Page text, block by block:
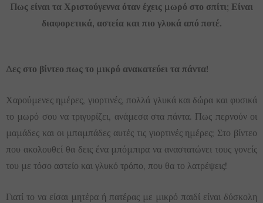
Πως είναι τα Χριστούγεννα όταν έχεις μωρό στο σπίτι; Είναι
διαφορετικά, αστεία και πιο γλυκά από ποτέ.
Δες στο βίντεο πως το μικρό ανακατεύει τα πάντα!
Χαρούμενες ημέρες, γιορτινές, πολλά γλυκά και δώρα και φυσικά
το μωρό σου να τριγυρίζει, ανάμεσα στα πάντα. Πως περνούν οι
μαμάδες και οι μπαμπάδες αυτές τις γιορτινές ημέρες; Στο βίντεο
που ακολουθεί θα δεις ένα μπόμπιρα να αναστατώνει τους γονείς
του με τόσο αστείο και γλυκό τρόπο, που θα το λατρέψεις!
Γιατί το να είσαι μητέρα ή πατέρας με μικρό παιδί είναι δύσκολη